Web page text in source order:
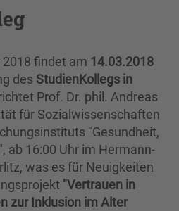
findet am 14.03.2018
des StudienKollegs in
Prof. Dr. phil. Andreas
für Sozialwissenschaften
"Gesundheit,
ab 16:00 Uhr im Hermann-
was es für Neuigkeiten
"Vertrauen in
zur Inklusion im Alter